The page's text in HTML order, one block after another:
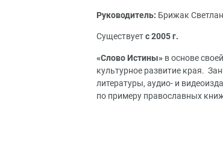
Руководитель: Брижак
Существуетс 2005 г.
«Слово Истины» в основе
культурное развитие края.
литературы, аудио- и
по примеру православных